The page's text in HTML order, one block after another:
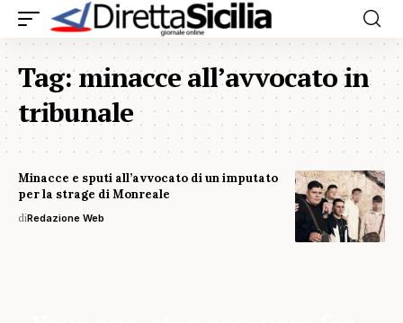
Tag:minacce all’avvocato in
tribunale
Minacce e sputi all’avvocato di un imputato
per la strage di Monreale
diRedazione Web